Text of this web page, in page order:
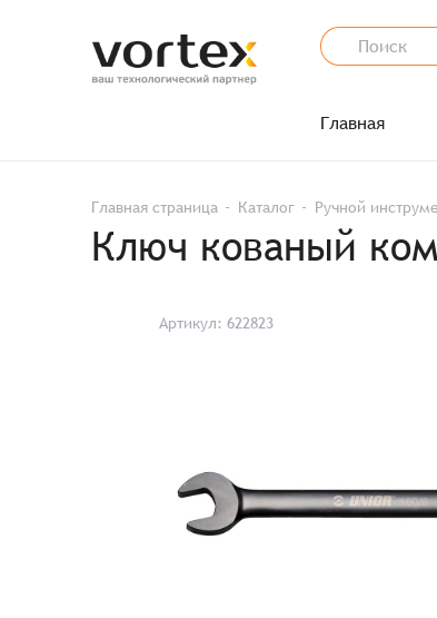
Главная
Главная страница Каталог Ручной
Ключ кованый
Артикул: 622823